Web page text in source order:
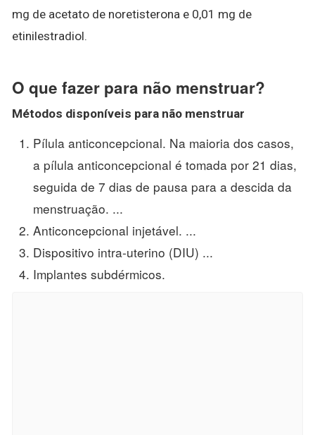
mg de acetato de noretisterona e 0,01 mg de
etinilestradiol.
O que fazer para não menstruar?
Métodos disponíveis para não menstruar
Pílula anticoncepcional. Na maioria dos casos,
a pílula anticoncepcional é tomada por 21 dias,
seguida de 7 dias de pausa para a descida da
menstruação. ...
Anticoncepcional injetável. ...
Dispositivo intra-uterino (DIU) ...
Implantes subdérmicos.